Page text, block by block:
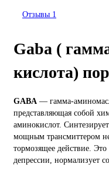
Отзывы 1
Gaba (
кислота)
GABA — гамма-
представляющая собой
аминокислот.
мощным трансмиттером
тормозящее действие. Это
депрессии, нормализует